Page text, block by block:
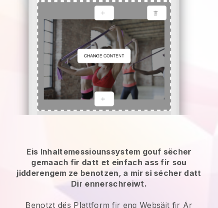
Eis Inhaltemessiounssystem gouf sëcher
gemaach fir datt et einfach ass fir sou
jidderengem ze benotzen, a mir si sécher datt
Dir ennerschreiwt.
Benotzt dës Plattform fir eng Websäit fir Är